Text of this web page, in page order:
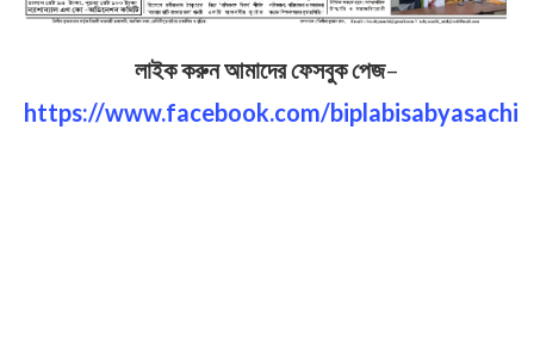
লাইক করুন আমাদের ফেসবুক পেজ–
https://www.facebook.com/biplabisabyasachi